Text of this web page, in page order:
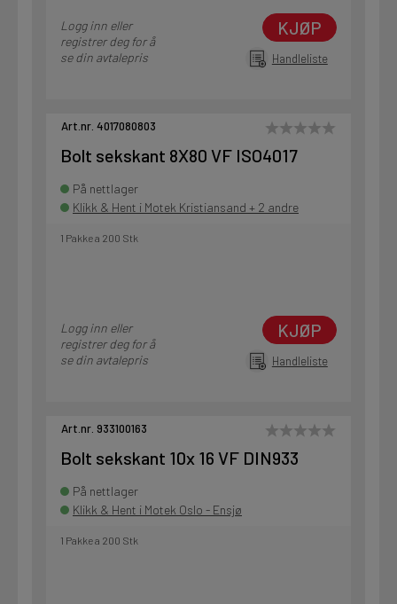
Logg inn eller
registrer deg for å
se din avtalepris
KJØP
Handleliste
Art.nr. 4017080803
Bolt sekskant 8X80 VF ISO4017
På nettlager
Klikk & Hent i Motek Kristiansand + 2 andre
1 Pakke a 200 Stk
Logg inn eller
registrer deg for å
se din avtalepris
KJØP
Handleliste
Art.nr. 933100163
Bolt sekskant 10x 16 VF DIN933
På nettlager
Klikk & Hent i Motek Oslo - Ensjø
1 Pakke a 200 Stk